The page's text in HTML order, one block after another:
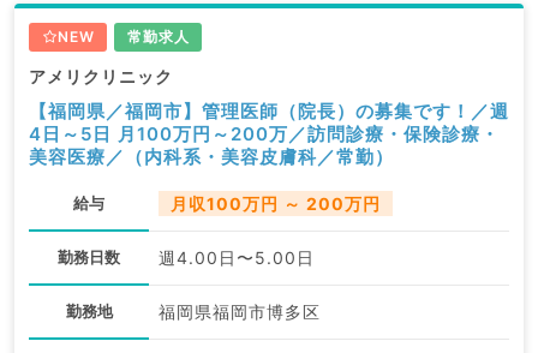
NEW 常勤求人
アメリクリニック
【福岡県／福岡市】管理医師（院長）の募集です！／週
4日～5日 月100万円～200万／訪問診療・保険診療・
美容医療／（内科系・美容皮膚科／常勤）
給与 月収100万円 ～ 200万円
勤務日数 週4.00日〜5.00日
勤務地 福岡県福岡市博多区